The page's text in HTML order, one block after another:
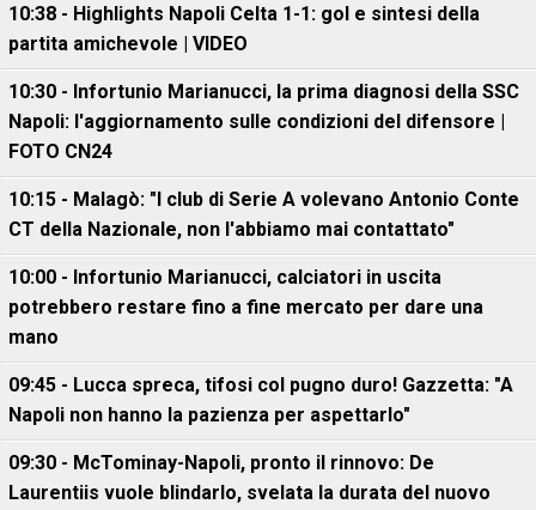
10:38 - Highlights Napoli Celta 1-1: gol e sintesi della
partita amichevole | VIDEO
10:30 - Infortunio Marianucci, la prima diagnosi della SSC
Napoli: l'aggiornamento sulle condizioni del difensore |
FOTO CN24
10:15 - Malagò: "I club di Serie A volevano Antonio Conte
CT della Nazionale, non l'abbiamo mai contattato"
10:00 - Infortunio Marianucci, calciatori in uscita
potrebbero restare fino a fine mercato per dare una
mano
09:45 - Lucca spreca, tifosi col pugno duro! Gazzetta: "A
Napoli non hanno la pazienza per aspettarlo"
09:30 - McTominay-Napoli, pronto il rinnovo: De
Laurentiis vuole blindarlo, svelata la durata del nuovo